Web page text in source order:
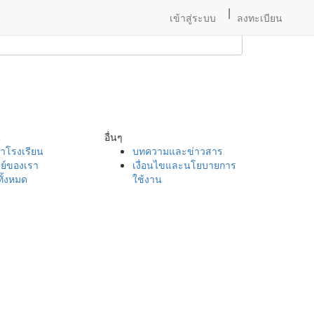
เข้าสู่ระบบ | ลงทะเบียน
รงเรียน
ของเรา
งหมด
อื่นๆ
บทความและข่าวสาร
เงื่อนไขและนโยบายการ
ใช้งาน